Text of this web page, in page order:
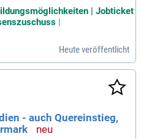
| Jobticket
|
Heute veröffentlicht
- auch Quereinstieg,